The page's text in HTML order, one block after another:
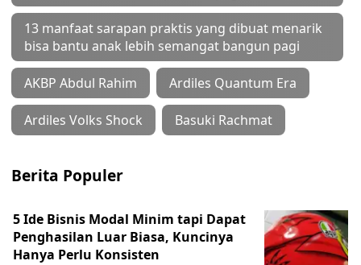
13 manfaat sarapan praktis yang dibuat menarik
bisa bantu anak lebih semangat bangun pagi
AKBP Abdul Rahim Ardiles Quantum Era
Ardiles Volks Shock Basuki Rachmat
Berita Populer
5 Ide Bisnis Modal Minim tapi Dapat
Penghasilan Luar Biasa, Kuncinya
Hanya Perlu Konsisten